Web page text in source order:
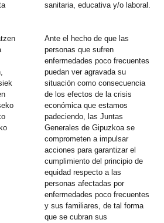
sanitaria, educativa y/o laboral.
Ante el hecho de que las
personas que sufren
enfermedades poco frecuentes
puedan ver agravada su
situación como consecuencia
de los efectos de la crisis
económica que estamos
padeciendo, las Juntas
Generales de Gipuzkoa se
comprometen a impulsar
acciones para garantizar el
cumplimiento del principio de
equidad respecto a las
personas afectadas por
enfermedades poco frecuentes
y sus familiares, de tal forma
que se cubran sus